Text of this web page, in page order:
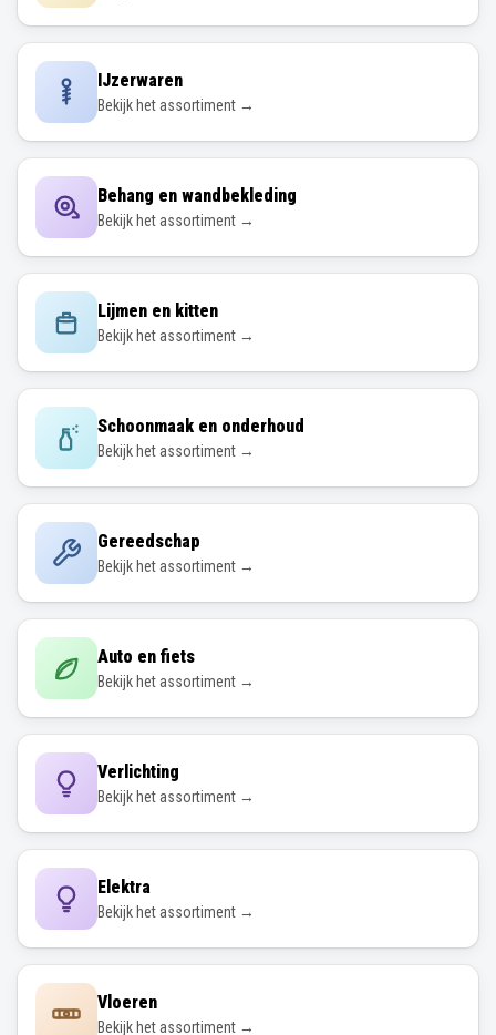
IJzerwaren
Bekijk het assortiment →
Behang en wandbekleding
Bekijk het assortiment →
Lijmen en kitten
Bekijk het assortiment →
Schoonmaak en onderhoud
Bekijk het assortiment →
Gereedschap
Bekijk het assortiment →
Auto en fiets
Bekijk het assortiment →
Verlichting
Bekijk het assortiment →
Elektra
Bekijk het assortiment →
Vloeren
Bekijk het assortiment →